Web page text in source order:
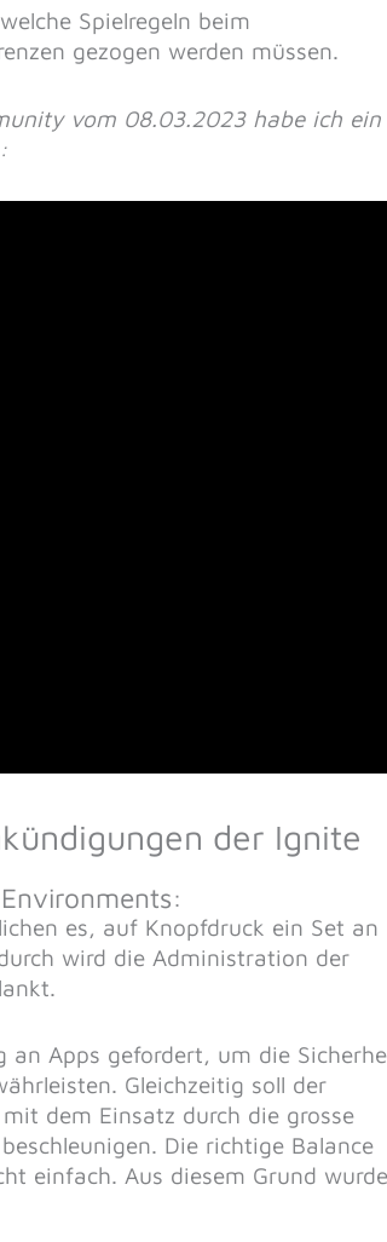
Spielregeln beim
gezogen werden müssen.
vom 08.03.2023 habe ich ein
der Ignite
es, auf Knopfdruck ein Set an
wird die Administration der
Apps gefordert, um die
Gleichzeitig soll der
dem Einsatz durch die grosse
Die richtige Balance
einfach. Aus diesem Grund